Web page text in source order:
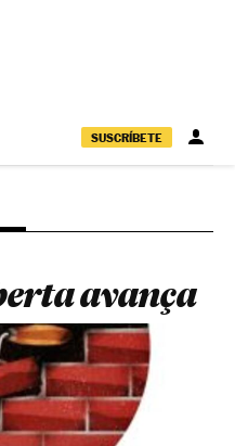
SUSCRÍBETE
avança